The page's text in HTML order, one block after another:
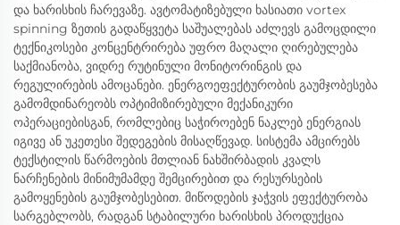
და ხარისხის ჩარევაზე. ავტომატიზებული ხასიათი vortex
spinning ზეთის გადაწყვეტა საშუალებას აძლევს გამოცდილი
ტექნიკოსები კონცენტრირება უფრო მაღალი ღირებულება
საქმიანობა, ვიდრე რუტინული მონიტორინგის და
რეგულირების ამოცანები. ენერგოეფექტურობის გაუმჯობესება
გამომდინარეობს ოპტიმიზირებული მექანიკური
ოპერაციებისგან, რომლებიც საჭიროებენ ნაკლებ ენერგიას
იგივე ან უკეთესი შედეგების მისაღწევად. სისტემა ამცირებს
ტექსტილის წარმოების მთლიან ნახშირბადის კვალს
ნარჩენების მინიმუმამდე შემცირებით და რესურსების
გამოყენების გაუმჯობესებით. მიწოდების ჯაჭვის ეფექტურობა
სარგებლობს, რადგან სტაბილური ხარისხის პროდუქცია